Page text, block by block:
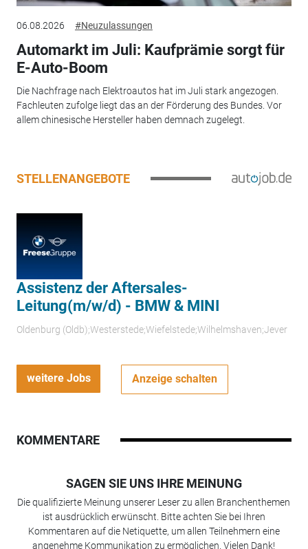
06.08.2026 #Neuzulassungen
Automarkt im Juli: Kaufprämie sorgt für
E-Auto-Boom
Die Nachfrage nach Elektroautos hat im Juli stark angezogen.
Fachleuten zufolge liegt das an der Förderung des Bundes. Vor
allem chinesische Hersteller haben demnach zugelegt.
STELLENANGEBOTE
Assistenz der Aftersales-
Leitung(m/w/d) - BMW & MINI
Oldenburg (Oldb);Westerstede;Wiefelstede;Wilhelmshaven;Jever
weitere Jobs Anzeige schalten
KOMMENTARE
SAGEN SIE UNS IHRE MEINUNG
Die qualifizierte Meinung unserer Leser zu allen Branchenthemen
ist ausdrücklich erwünscht. Bitte achten Sie bei Ihren
Kommentaren auf die Netiquette, um allen Teilnehmern eine
angenehme Kommunikation zu ermöglichen. Vielen Dank!